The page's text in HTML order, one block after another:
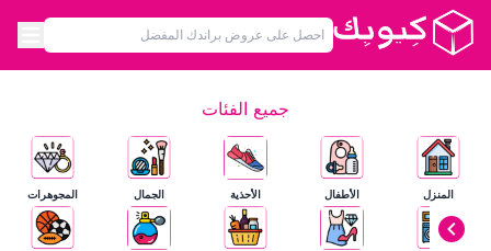
جميع الفئات
المنزل الأطفال الأحذية الجمال المجوهرات